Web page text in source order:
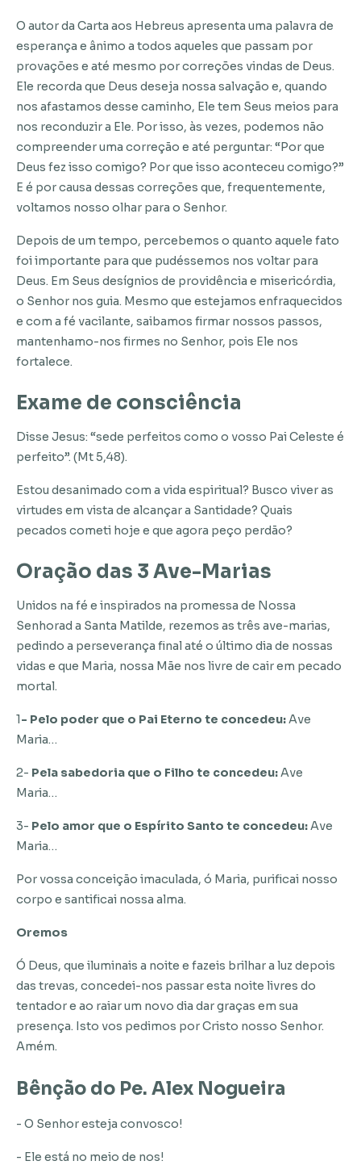
O autor da Carta aos Hebreus apresenta uma palavra de
esperança e ânimo a todos aqueles que passam por
provações e até mesmo por correções vindas de Deus.
Ele recorda que Deus deseja nossa salvação e, quando
nos afastamos desse caminho, Ele tem Seus meios para
nos reconduzir a Ele. Por isso, às vezes, podemos não
compreender uma correção e até perguntar: “Por que
Deus fez isso comigo? Por que isso aconteceu comigo?”
E é por causa dessas correções que, frequentemente,
voltamos nosso olhar para o Senhor.
Depois de um tempo, percebemos o quanto aquele fato
foi importante para que pudéssemos nos voltar para
Deus. Em Seus desígnios de providência e misericórdia,
o Senhor nos guia. Mesmo que estejamos enfraquecidos
e com a fé vacilante, saibamos firmar nossos passos,
mantenhamo-nos firmes no Senhor, pois Ele nos
fortalece.
Exame de consciência
Disse Jesus: “sede perfeitos como o vosso Pai Celeste é
perfeito”. (Mt 5,48).
Estou desanimado com a vida espiritual? Busco viver as
virtudes em vista de alcançar a Santidade? Quais
pecados cometi hoje e que agora peço perdão?
Oração das 3 Ave-Marias
Unidos na fé e inspirados na promessa de Nossa
Senhorad a Santa Matilde, rezemos as três ave-marias,
pedindo a perseverança final até o último dia de nossas
vidas e que Maria, nossa Mãe nos livre de cair em pecado
mortal.
1 - Pelo poder que o Pai Eterno te concedeu:Ave
Maria…
2- Pela sabedoria que o Filho te concedeu:Ave
Maria…
3- Pelo amor que o Espírito Santo te concedeu:Ave
Maria…
Por vossa conceição imaculada, ó Maria, purificai nosso
corpo e santificai nossa alma.
Oremos
Ó Deus, que iluminais a noite e fazeis brilhar a luz depois
das trevas, concedei-nos passar esta noite livres do
tentador e ao raiar um novo dia dar graças em sua
presença. Isto vos pedimos por Cristo nosso Senhor.
Amém.
Bênção do Pe. Alex Nogueira
- O Senhor esteja convosco!
- Ele está no meio de nos!